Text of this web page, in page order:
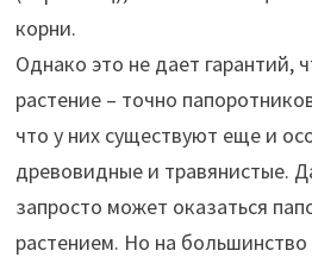
корни.
Однако это не дает гарантий,
растение – точно
что у них существуют еще и
древовидные и травянистые.
запросто может оказаться
растением. Но на